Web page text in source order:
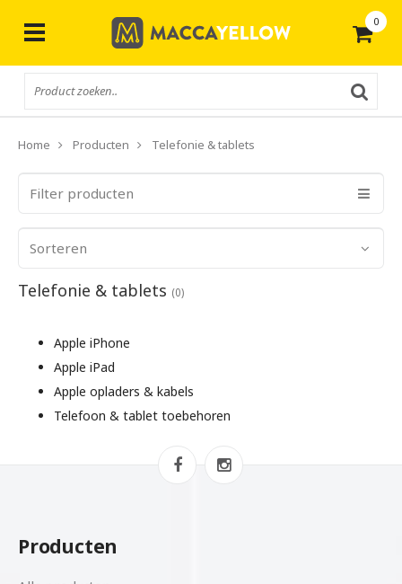
0
Home Producten Telefonie & tablets
Filter producten
Sorteren
Telefonie & tablets (0)
Apple iPhone
Apple iPad
Apple opladers & kabels
Telefoon & tablet toebehoren
Producten